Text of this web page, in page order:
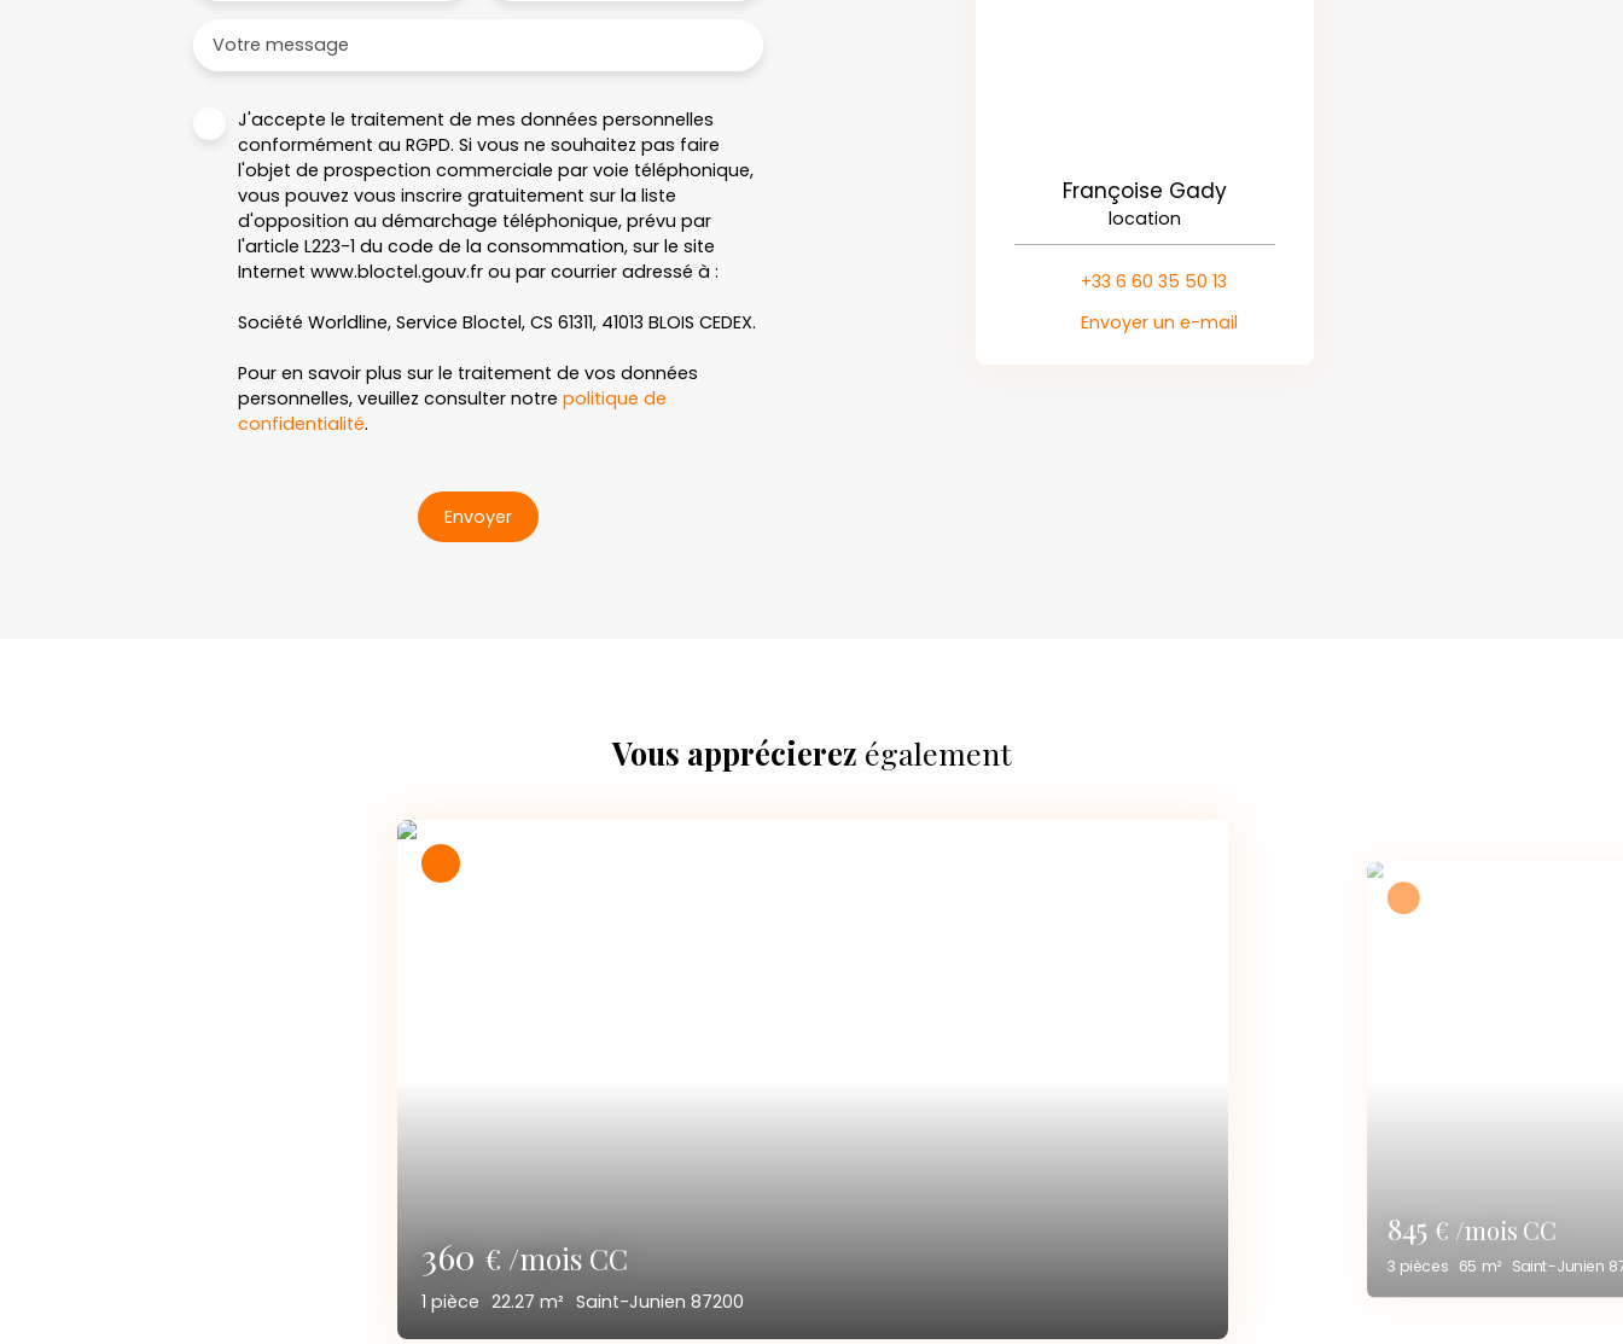
Votre message
J'accepte le traitement de mes données personnelles
conformément au RGPD. Si vous ne souhaitez pas faire
l'objet de prospection commerciale par voie téléphonique,
vous pouvez vous inscrire gratuitement sur la liste
d'opposition au démarchage téléphonique, prévu par
l'article L223-1 du code de la consommation, sur le site
Internet www.bloctel.gouv.fr ou par courrier adressé à :
Société Worldline, Service Bloctel, CS 61311, 41013 BLOIS CEDEX.
Pour en savoir plus sur le traitement de vos données
personnelles, veuillez consulter notre politique de
confidentialité.
Envoyer
Françoise Gady
location
+33 6 60 35 50 13
Envoyer un e-mail
Vous apprécierez également
845€ /mois CC
3pièces 65m² Saint-Junien 87200
450 € /mois CC
2pièces 38m² Saint-Junien